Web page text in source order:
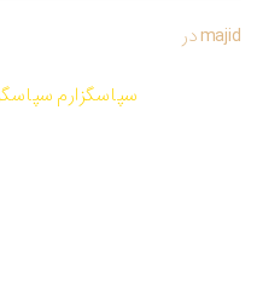
majidدر
سپاسگزارم